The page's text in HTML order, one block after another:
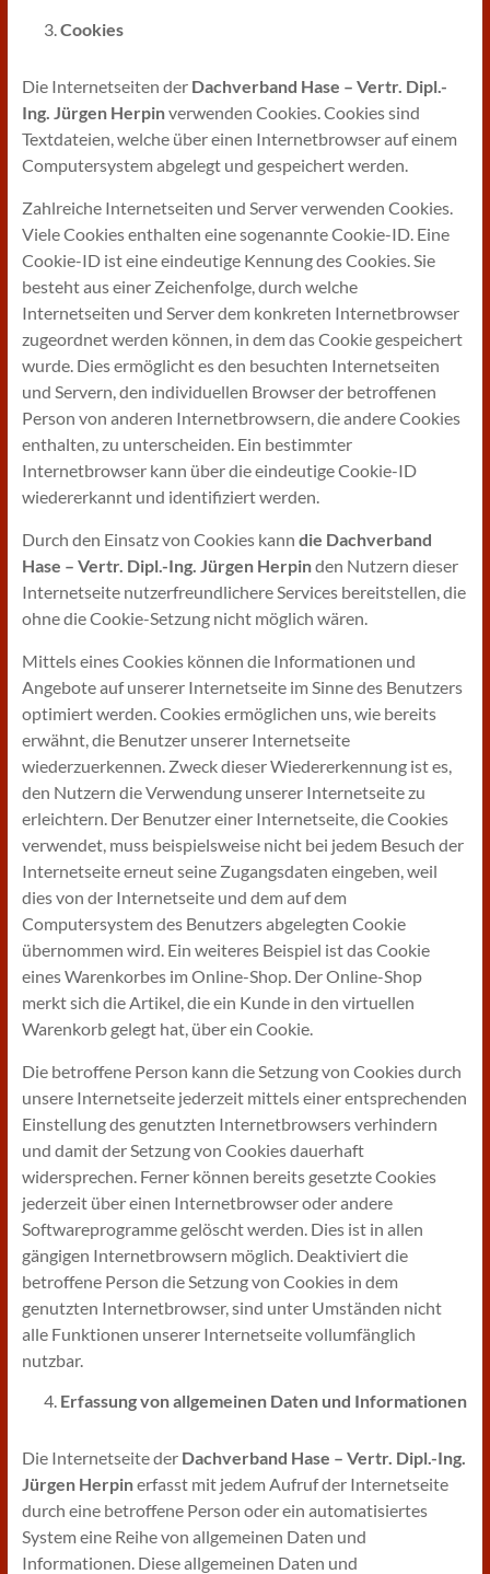
Cookies
Die Internetseiten der Dachverband Hase – Vertr. Dipl.-
Ing. Jürgen Herpinverwenden Cookies. Cookies sind
Textdateien, welche über einen Internetbrowser auf einem
Computersystem abgelegt und gespeichert werden.
Zahlreiche Internetseiten und Server verwenden Cookies.
Viele Cookies enthalten eine sogenannte Cookie-ID. Eine
Cookie-ID ist eine eindeutige Kennung des Cookies. Sie
besteht aus einer Zeichenfolge, durch welche
Internetseiten und Server dem konkreten Internetbrowser
zugeordnet werden können, in dem das Cookie gespeichert
wurde. Dies ermöglicht es den besuchten Internetseiten
und Servern, den individuellen Browser der betroffenen
Person von anderen Internetbrowsern, die andere Cookies
enthalten, zu unterscheiden. Ein bestimmter
Internetbrowser kann über die eindeutige Cookie-ID
wiedererkannt und identifiziert werden.
Durch den Einsatz von Cookies kann die Dachverband
Hase – Vertr. Dipl.-Ing. Jürgen Herpinden Nutzern dieser
Internetseite nutzerfreundlichere Services bereitstellen, die
ohne die Cookie-Setzung nicht möglich wären.
Mittels eines Cookies können die Informationen und
Angebote auf unserer Internetseite im Sinne des Benutzers
optimiert werden. Cookies ermöglichen uns, wie bereits
erwähnt, die Benutzer unserer Internetseite
wiederzuerkennen. Zweck dieser Wiedererkennung ist es,
den Nutzern die Verwendung unserer Internetseite zu
erleichtern. Der Benutzer einer Internetseite, die Cookies
verwendet, muss beispielsweise nicht bei jedem Besuch der
Internetseite erneut seine Zugangsdaten eingeben, weil
dies von der Internetseite und dem auf dem
Computersystem des Benutzers abgelegten Cookie
übernommen wird. Ein weiteres Beispiel ist das Cookie
eines Warenkorbes im Online-Shop. Der Online-Shop
merkt sich die Artikel, die ein Kunde in den virtuellen
Warenkorb gelegt hat, über ein Cookie.
Die betroffene Person kann die Setzung von Cookies durch
unsere Internetseite jederzeit mittels einer entsprechenden
Einstellung des genutzten Internetbrowsers verhindern
und damit der Setzung von Cookies dauerhaft
widersprechen. Ferner können bereits gesetzte Cookies
jederzeit über einen Internetbrowser oder andere
Softwareprogramme gelöscht werden. Dies ist in allen
gängigen Internetbrowsern möglich. Deaktiviert die
betroffene Person die Setzung von Cookies in dem
genutzten Internetbrowser, sind unter Umständen nicht
alle Funktionen unserer Internetseite vollumfänglich
nutzbar.
Erfassung von allgemeinen Daten und Informationen
Die Internetseite der Dachverband Hase – Vertr. Dipl.-Ing.
Jürgen Herpinerfasst mit jedem Aufruf der Internetseite
durch eine betroffene Person oder ein automatisiertes
System eine Reihe von allgemeinen Daten und
Informationen. Diese allgemeinen Daten und